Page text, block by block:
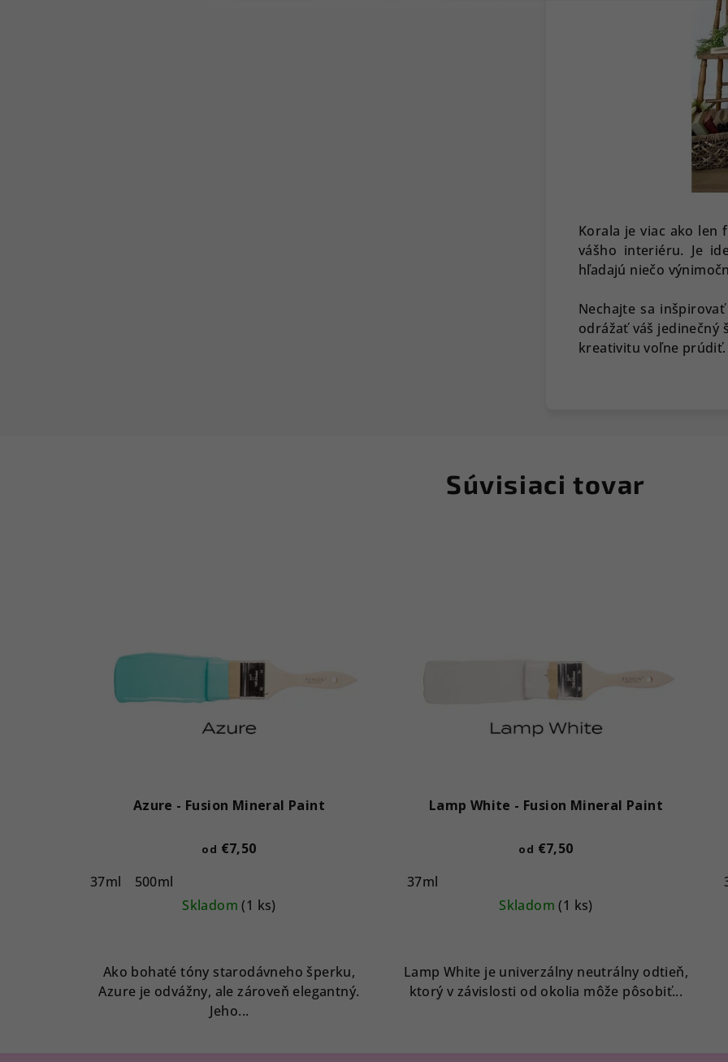
Korala je viac ako len
vášho interiéru. Je
hľadajú niečo
Nechajte sa
odrážať váš jedinečný
kreativitu voľne prúdiť.
Súvisiaci tovar
Azure - Fusion Mineral Paint
od €7,50
37ml
500ml
Skladom(1 ks)
Ako bohaté tóny starodávneho šperku,
Azure je odvážny, ale zároveň elegantný.
Jeho...
Lamp White - Fusion Mineral Paint
od €7,50
37ml
Skladom(1 ks)
Lamp White je univerzálny neutrálny odtieň,
ktorý v závislosti od okolia môže pôsobiť...